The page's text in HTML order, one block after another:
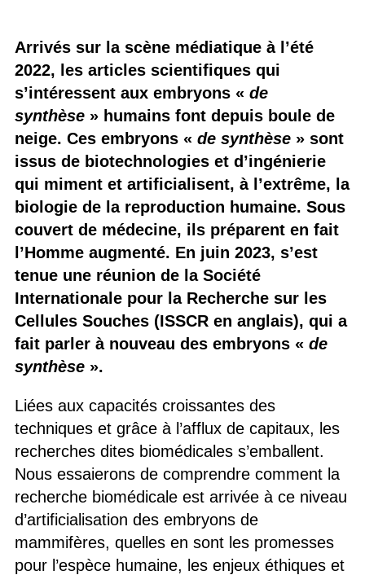
Arrivés sur la scène médiatique à l’été
2022, les articles scientifiques qui
s’intéressent aux embryons « de
synthèse» humains font depuis boule de
neige. Ces embryons « de synthèse» sont
issus de biotechnologies et d’ingénierie
qui miment et artificialisent, à l’extrême, la
biologie de la reproduction humaine. Sous
couvert de médecine, ils préparent en fait
l’Homme augmenté. En juin 2023, s’est
tenue une réunion de la Société
Internationale pour la Recherche sur les
Cellules Souches (ISSCR en anglais), qui a
fait parler à nouveau des embryons « de
synthèse».
Liées aux capacités croissantes des
techniques et grâce à l’afflux de capitaux, les
recherches dites biomédicales s’emballent.
Nous essaierons de comprendre comment la
recherche biomédicale est arrivée à ce niveau
d’artificialisation des embryons de
mammifères, quelles en sont les promesses
pour l’espèce humaine, les enjeux éthiques et